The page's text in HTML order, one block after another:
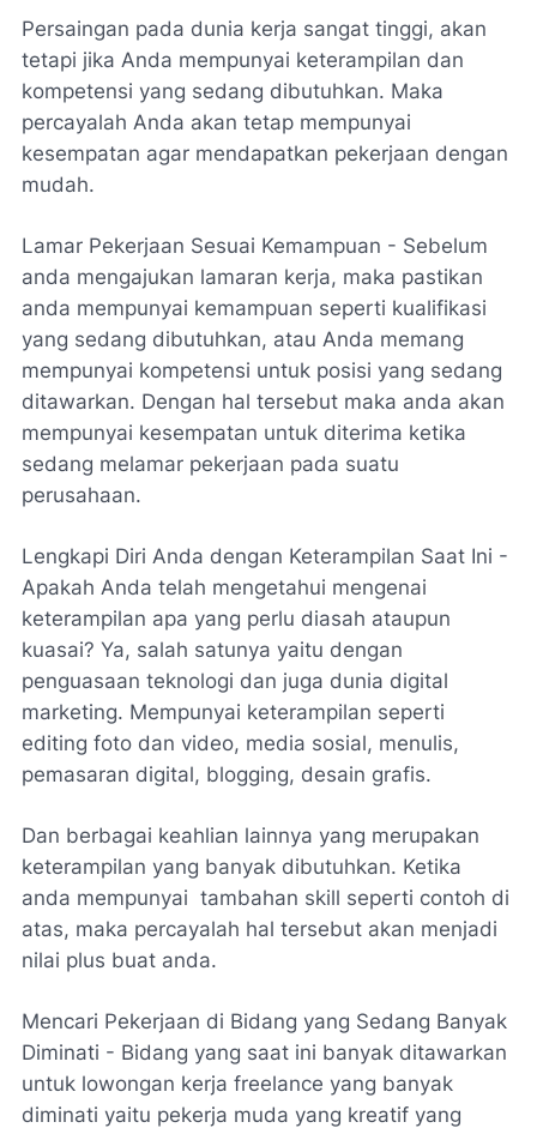
Persaingan pada dunia kerja sangat tinggi, akan
tetapi jika Anda mempunyai keterampilan dan
kompetensi yang sedang dibutuhkan. Maka
percayalah Anda akan tetap mempunyai
kesempatan agar mendapatkan pekerjaan dengan
mudah.
Lamar Pekerjaan Sesuai Kemampuan - Sebelum
anda mengajukan lamaran kerja, maka pastikan
anda mempunyai kemampuan seperti kualifikasi
yang sedang dibutuhkan, atau Anda memang
mempunyai kompetensi untuk posisi yang sedang
ditawarkan. Dengan hal tersebut maka anda akan
mempunyai kesempatan untuk diterima ketika
sedang melamar pekerjaan pada suatu
perusahaan.
Lengkapi Diri Anda dengan Keterampilan Saat Ini -
Apakah Anda telah mengetahui mengenai
keterampilan apa yang perlu diasah ataupun
kuasai? Ya, salah satunya yaitu dengan
penguasaan teknologi dan juga dunia digital
marketing. Mempunyai keterampilan seperti
editing foto dan video, media sosial, menulis,
pemasaran digital, blogging, desain grafis.
Dan berbagai keahlian lainnya yang merupakan
keterampilan yang banyak dibutuhkan. Ketika
anda mempunyai tambahan skill seperti contoh di
atas, maka percayalah hal tersebut akan menjadi
nilai plus buat anda.
Mencari Pekerjaan di Bidang yang Sedang Banyak
Diminati - Bidang yang saat ini banyak ditawarkan
untuk lowongan kerja freelance yang banyak
diminati yaitu pekerja muda yang kreatif yang